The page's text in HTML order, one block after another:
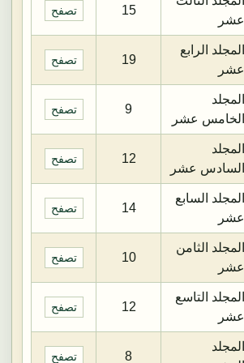
عشر
15 تصفح
المجلد الرابع
عشر
19 تصفح
المجلد
الخامس عشر
9 تصفح
المجلد
السادس عشر
12 تصفح
المجلد السابع
عشر
14 تصفح
المجلد الثامن
عشر
10 تصفح
المجلد التاسع
عشر
12 تصفح
المجلد
8 تصفح